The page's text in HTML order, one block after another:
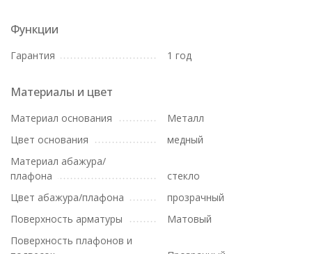
Функции
Гарантия 1 год
Материалы и цвет
Материал основания
Металл
Цвет основания
медный
Материал абажура/
плафона
стекло
Цвет абажура/плафона
прозрачный
Поверхность арматуры
Матовый
Поверхность плафонов и